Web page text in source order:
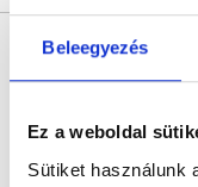
Beleegyezés
Ez a weboldal
Sütiket használunk